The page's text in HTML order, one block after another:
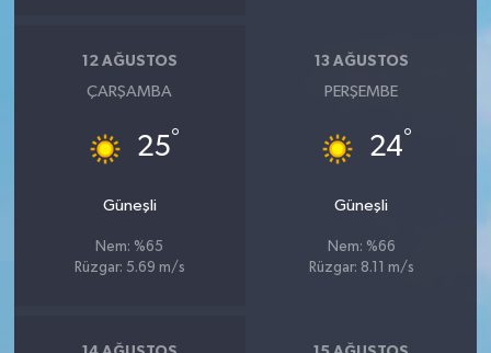
12 AĞUSTOS
ÇARŞAMBA
25°
Güneşli
Nem: %65
Rüzgar: 5.69 m/s
13 AĞUSTOS
PERŞEMBE
24°
Güneşli
Nem: %66
Rüzgar: 8.11 m/s